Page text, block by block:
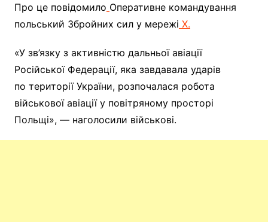
Про це повідомило Оперативне командування
польський Збройних сил у мережі X.
«У зв’язку з активністю дальньої авіації
Російської Федерації, яка завдавала ударів
по території України, розпочалася робота
військової авіації у повітряному просторі
Польщі», — наголосили військові.